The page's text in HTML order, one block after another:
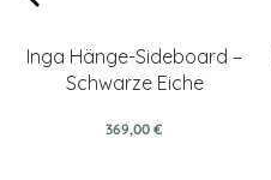
Inga Hänge-Sideboard –
Schwarze Eiche
369,00 €